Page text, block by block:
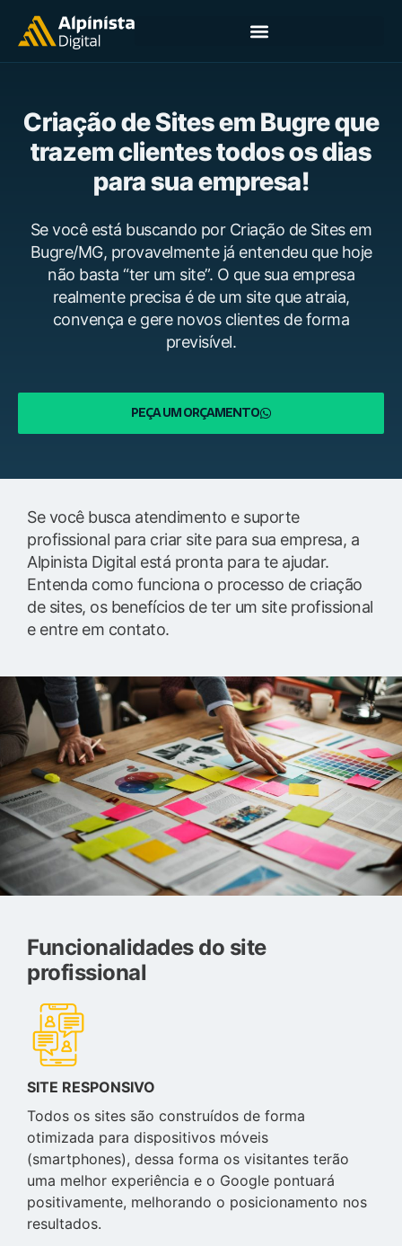
Criação de Sites em Bugre que
trazem clientes todos os dias
para sua empresa!
Se você está buscando por Criação de Sites em
Bugre/MG, provavelmente já entendeu que hoje
não basta “ter um site”. O que sua empresa
realmente precisa é de um site que atraia,
convença e gere novos clientes de forma
previsível.
PEÇA UM ORÇAMENTO
Se você busca atendimento e suporte
profissional para criar site para sua empresa, a
Alpinista Digital está pronta para te ajudar.
Entenda como funciona o processo de criação
de sites, os benefícios de ter um site profissional
e entre em contato.
Funcionalidades do site
profissional
SITE RESPONSIVO
Todos os sites são construídos de forma
otimizada para dispositivos móveis
(smartphones), dessa forma os visitantes terão
uma melhor experiência e o Google pontuará
positivamente, melhorando o posicionamento nos
resultados.